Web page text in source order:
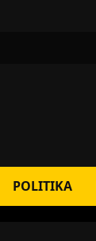
POLITIKA